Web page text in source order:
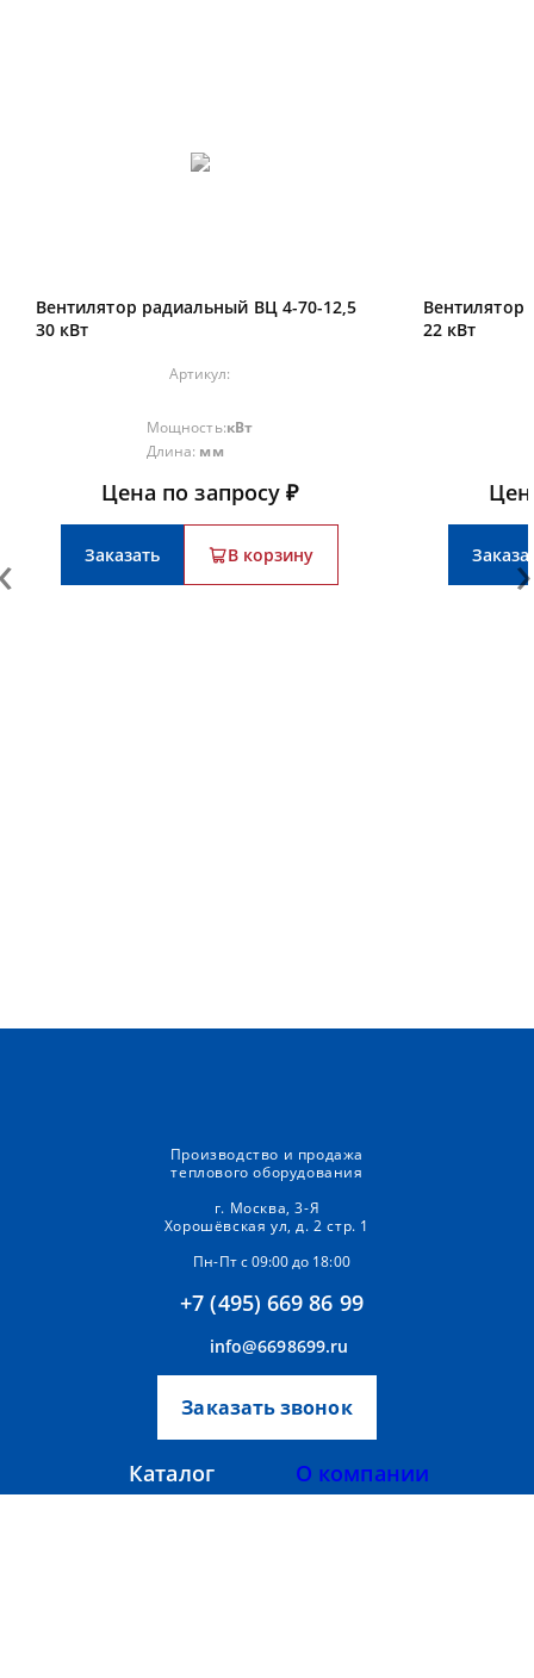
Вентилятор радиальный ВЦ 4-70-12,5
30 кВт
Артикул:
Мощность:кВт
Длина: мм
Цена по запросу ₽
Заказать В корзину
Вентилятор
22 кВт
›
Производство и продажа
теплового оборудования
г. Москва, 3-Я
Хорошёвская ул, д. 2 стр. 1
Каталог О компании
Пн-Пт с 09:00 до 18:00
+7 (495) 669 86 99
info@6698699.ru
Заказать звонок